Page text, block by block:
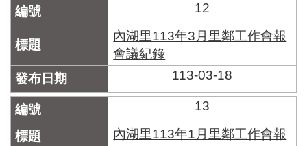
12
內湖里113年3月里鄰工作會報
會議紀錄
113-03-18
13
內湖里113年1月里鄰工作會報